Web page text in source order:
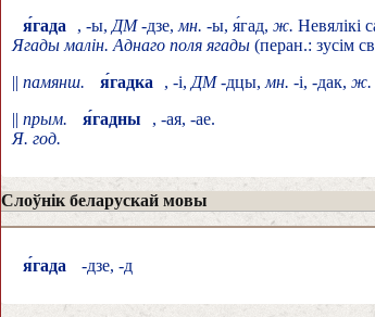
я́гада , -ы, ДМ-дзе, мн. -ы, я́гад, ж. Невялікі
Ягады малін. Аднаго поля ягады (перан.: зусім
|| памянш. я́гадка , -і, ДМ-дцы, мн. -і, -дак, ж.
|| прым. я́гадны
, -ая, -ае.
Я. год.
Слоўнік беларускай мовы
я́гада -дзе, -д